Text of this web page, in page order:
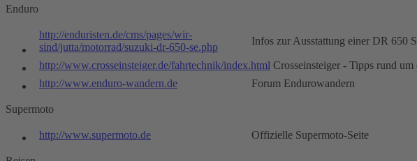
Enduro
http://enduristen.de/cms/pages/wir-
sind/jutta/motorrad/suzuki-dr-650-se.php
Infos zur Ausstattung einer DR 650
http://www.crosseinsteiger.de/fahrtechnik/index.html Crosseinsteiger - Tipps rund
http://www.enduro-wandern.de
Forum Endurowandern
Supermoto
http://www.supermoto.de Offizielle Supermoto-Seite